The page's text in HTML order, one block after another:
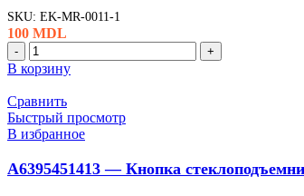
(Wauldmunt)
SKU: EK-MR-0011-1
100 MDL
Количество
товара
A6395450913
-
Кнопки
стеклоподъемника,
Mercedes
Vito
(Wauldmunt)
В корзину
Сравнить
Быстрый просмотр
В избранное
A6395451413 — Кнопка